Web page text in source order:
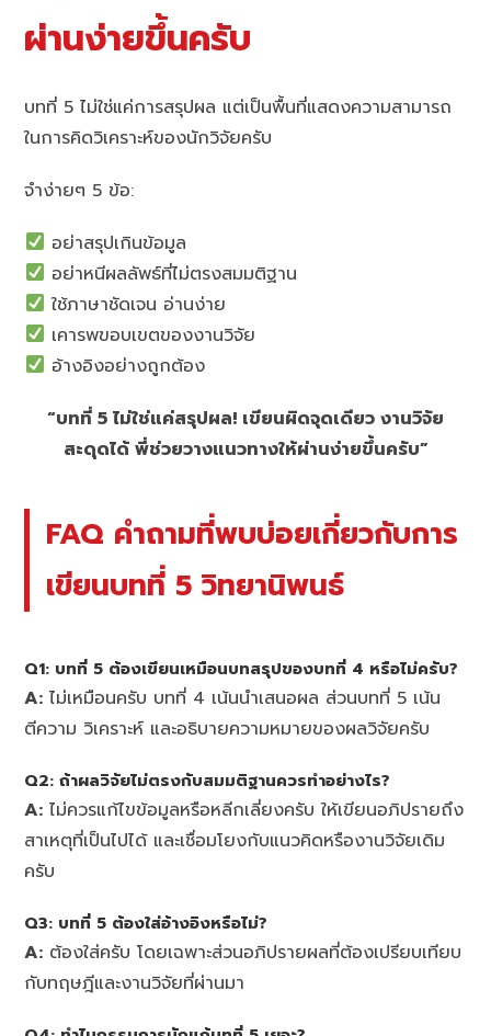
ผ่านง่ายขึ้นครับ
บทที่ 5 ไม่ใช่แค่การสรุปผล แต่เป็นพื้นที่แสดงความสามารถ
ในการคิดวิเคราะห์ของนักวิจัยครับ
จำง่ายๆ 5 ข้อ:
อย่าสรุปเกินข้อมูล
อย่าหนีผลลัพธ์ที่ไม่ตรงสมมติฐาน
ใช้ภาษาชัดเจน อ่านง่าย
เคารพขอบเขตของงานวิจัย
อ้างอิงอย่างถูกต้อง
“บทที่ 5 ไม่ใช่แค่สรุปผล! เขียนผิดจุดเดียว งานวิจัย
สะดุดได้ พี่ช่วยวางแนวทางให้ผ่านง่ายขึ้นครับ”
FAQ คำถามที่พบบ่อยเกี่ยวกับการ
เขียนบทที่ 5 วิทยานิพนธ์
Q1: บทที่ 5 ต้องเขียนเหมือนบทสรุปของบทที่ 4 หรือไม่ครับ?
A: ไม่เหมือนครับ บทที่ 4 เน้นนำเสนอผล ส่วนบทที่ 5 เน้น
ตีความ วิเคราะห์ และอธิบายความหมายของผลวิจัยครับ
Q2: ถ้าผลวิจัยไม่ตรงกับสมมติฐานควรทำอย่างไร?
A: ไม่ควรแก้ไขข้อมูลหรือหลีกเลี่ยงครับ ให้เขียนอภิปรายถึง
สาเหตุที่เป็นไปได้ และเชื่อมโยงกับแนวคิดหรืองานวิจัยเดิม
ครับ
Q3: บทที่ 5 ต้องใส่อ้างอิงหรือไม่?
A: ต้องใส่ครับ โดยเฉพาะส่วนอภิปรายผลที่ต้องเปรียบเทียบ
กับทฤษฎีและงานวิจัยที่ผ่านมา